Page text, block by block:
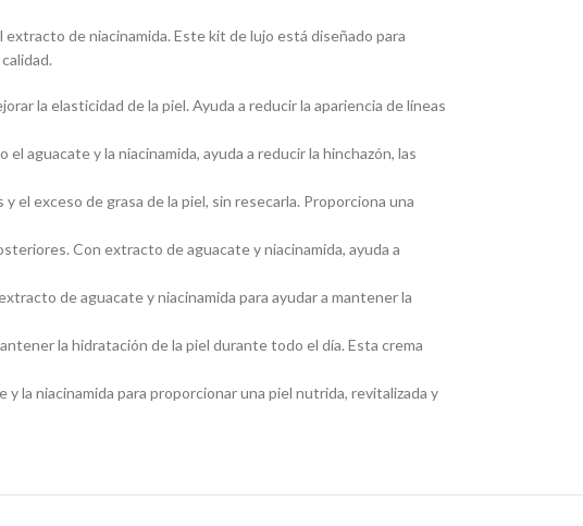
de niacinamida. Este kit de lujo está diseñado para
la elasticidad de la piel. Ayuda a reducir la apariencia de líneas
aguacate y la niacinamida, ayuda a reducir la hinchazón, las
el exceso de grasa de la piel, sin resecarla. Proporciona una
Con extracto de aguacate y niacinamida, ayuda a
de aguacate y niacinamida para ayudar a mantener la
la hidratación de la piel durante todo el día. Esta crema
la niacinamida para proporcionar una piel nutrida, revitalizada y